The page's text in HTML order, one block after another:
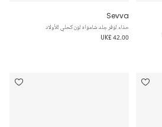
Sevva
حذاء لوفر جلد شامواه لون كحلي للأولاد
UK£ 42.00